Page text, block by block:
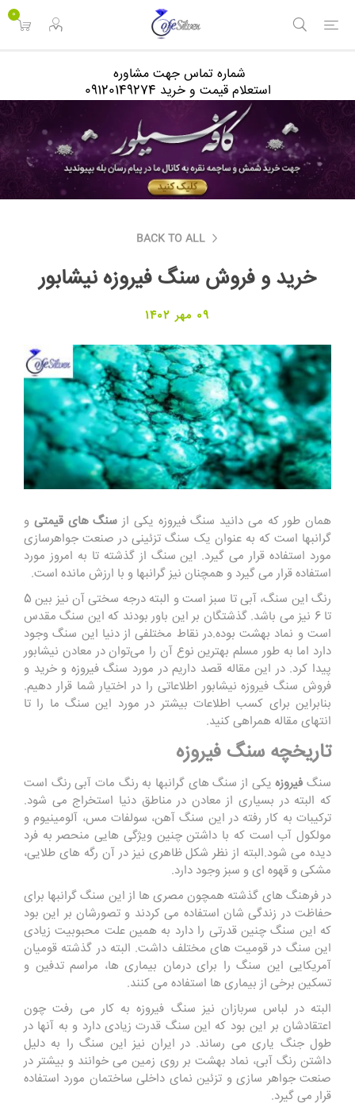
0
شماره تماس جهت مشاوره
استعلام قیمت و خرید 09120149274
BACK TO ALL
خرید و فروش سنگ فیروزه نیشابور
09 مهر 1402
همان طور که می دانید سنگ فیروزه یکی از سنگ های قیمتی و
گرانبها است که به عنوان یک سنگ تزئینی در صنعت جواهرسازی
مورد استفاده قرار می گیرد. این سنگ از گذشته تا به امروز مورد
استفاده قرار می گیرد و همچنان نیز گرانبها و با ارزش مانده است.
رنگ این سنگ، آبی تا سبز است و البته درجه سختی آن نیز بین 5
تا 6 نیز می باشد. گذشتگان بر این باور بودند که این سنگ مقدس
است و نماد بهشت بوده.در نقاط مختلفی از دنیا این سنگ وجود
دارد اما به طور مسلم بهترین نوع آن را می‌توان در معادن نیشابور
پیدا کرد. در این مقاله قصد داریم در مورد سنگ فیروزه و خرید و
فروش سنگ فیروزه نیشابور اطلاعاتی را در اختیار شما قرار دهیم.
بنابراین برای کسب اطلاعات بیشتر در مورد این سنگ ما را تا
انتهای مقاله همراهی کنید.
تاریخچه سنگ فیروزه
سنگفیروزه یکی از سنگ های گرانبها به رنگ مات آبی رنگ است
که البته در بسیاری از معادن در مناطق دنیا استخراج می شود.
ترکیبات به کار رفته در این سنگ آهن، سولفات مس، آلومینیوم و
مولکول آب است که با داشتن چنین ویژگی هایی منحصر به فرد
دیده می شود.البته از نظر شکل ظاهری نیز در آن رگه های طلایی،
مشکی و قهوه ای و سبز وجود دارد.
در فرهنگ های گذشته همچون مصری ها از این سنگ گرانبها برای
حفاظت در زندگی شان استفاده می کردند و تصورشان بر این بود
که این سنگ چنین قدرتی را دارد به همین علت محبوبیت زیادی
این سنگ در قومیت های مختلف داشت. البته در گذشته قومیان
آمریکایی این سنگ را برای درمان بیماری ها، مراسم تدفین و
تسکین برخی از بیماری ها استفاده می کنند.
البته در لباس سربازان نیز سنگ فیروزه به کار می رفت چون
اعتقادشان بر این بود که این سنگ قدرت زیادی دارد و به آنها در
طول جنگ یاری می رساند. در ایران نیز این سنگ را به دلیل
داشتن رنگ آبی، نماد بهشت بر روی زمین می خوانند و بیشتر در
صنعت جواهر سازی و تزئین نمای داخلی ساختمان مورد استفاده
قرار می گیرد.